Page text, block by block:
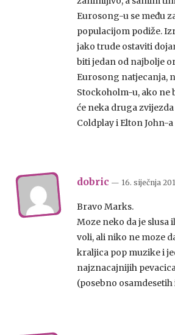
Eurosong-u se među
populacijom podiže.
jako trude ostaviti
biti jedan od najbolje
Eurosong natjecanja,
Stockoholm-u, ako ne
će neka druga
Coldplay i Elton John-a
dobric — 16. siječnja
Bravo Marks.
Moze neko da je slusa
voli, ali niko ne moze
kraljica pop muzike i
najznacajnijih
(posebno osamdesetih